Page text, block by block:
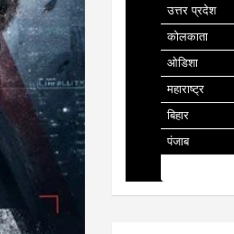
उत्तर प्रदेश
कोलकाता
ओडिशा
महाराष्ट्र
बिहार
पंजाब